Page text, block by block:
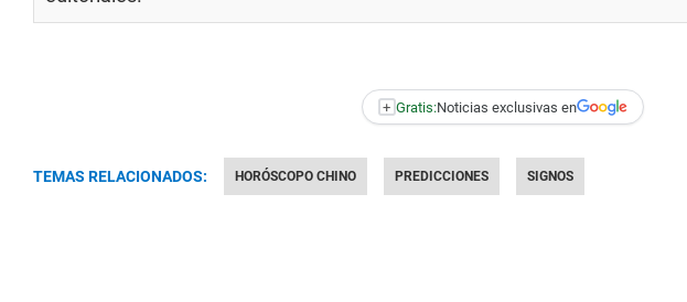
+ Gratis:Noticias exclusivas en
TEMAS RELACIONADOS: HORÓSCOPO CHINO PREDICCIONES SIGNOS